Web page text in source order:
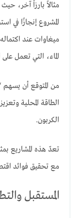
ميغاوات عند
الماء، التي تعمل
الطاقة المحلية
الكربون.
تعدّ هذه المشاريع
مع تحقيق فوائد
المستقبل